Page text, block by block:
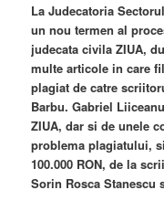
La Judecatoria
un nou termen al
judecata civila ZIUA,
multe articole in care
plagiat de catre
Barbu. Gabriel
ZIUA, dar si de unele
problema plagiatului,
100.000 RON, de la
Sorin Rosca Stanescu